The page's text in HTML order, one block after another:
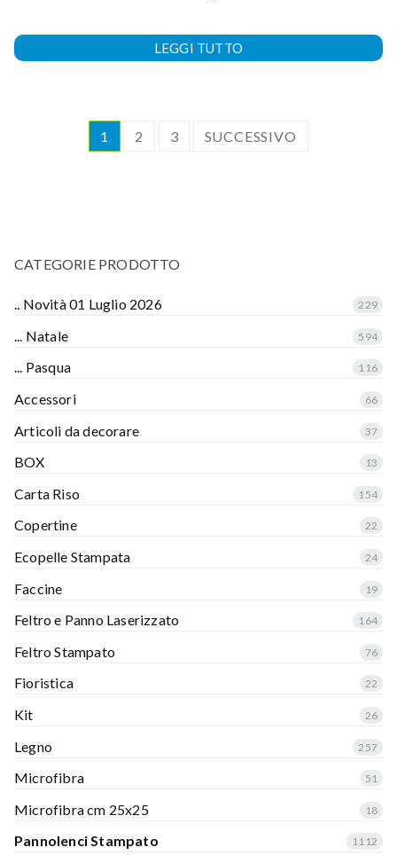
LEGGI TUTTO
1 2 3 SUCCESSIVO
CATEGORIE PRODOTTO
.. Novità 01 Luglio 2026 229
... Natale 594
... Pasqua 116
Accessori 66
Articoli da decorare 37
BOX 13
Carta Riso 154
Copertine 22
Ecopelle Stampata 24
Faccine 19
Feltro e Panno Laserizzato 164
Feltro Stampato 76
Fioristica 22
Kit 26
Legno 257
Microfibra 51
Microfibra cm 25x25 18
Pannolenci Stampato 1112